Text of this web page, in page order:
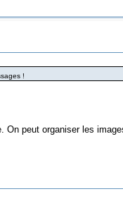
!
peut organiser les